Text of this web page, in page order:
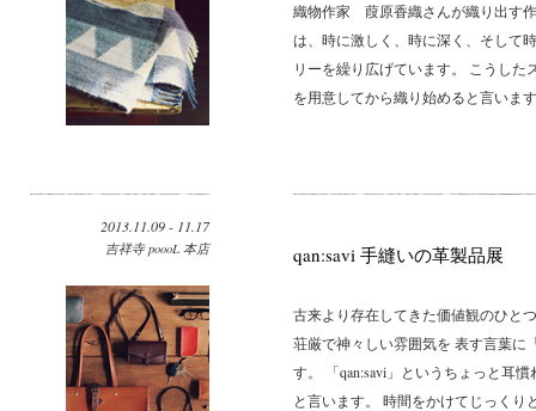
織物作家 葭原香織さんが織り出す
は、時に激しく、時に深く、そして
リーを繰り広げています。 こうし
を用意してから織り始めると言いま
2013.11.09 - 11.17
吉祥寺 poooL 本店 qan:savi 手縫いの革製品展
古来より存在してきた価値観のひと
荘厳で神々しい雰囲気を 表す言葉に
す。 「qan:savi」というちょっと耳
と言います。 時間をかけてじっくり